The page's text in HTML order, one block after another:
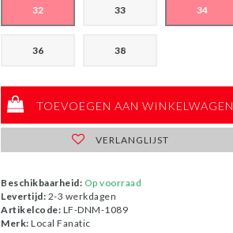
32 33 34
36 38
TOEVOEGEN AAN WINKELWAGEN
VERLANGLIJST
Beschikbaarheid: Op voorraad
Levertijd: 2-3 werkdagen
Artikelcode: LF-DNM-1089
Merk: Local Fanatic